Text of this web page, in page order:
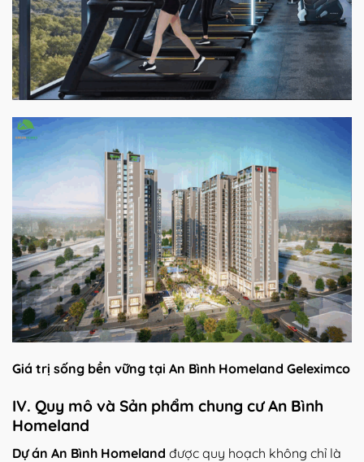
Giá trị sống bền vững tại An Bình Homeland Geleximco
IV. Quy mô và Sản phẩm chung cư An Bình
Homeland
Dự án An Bình Homeland được quy hoạch không chỉ là